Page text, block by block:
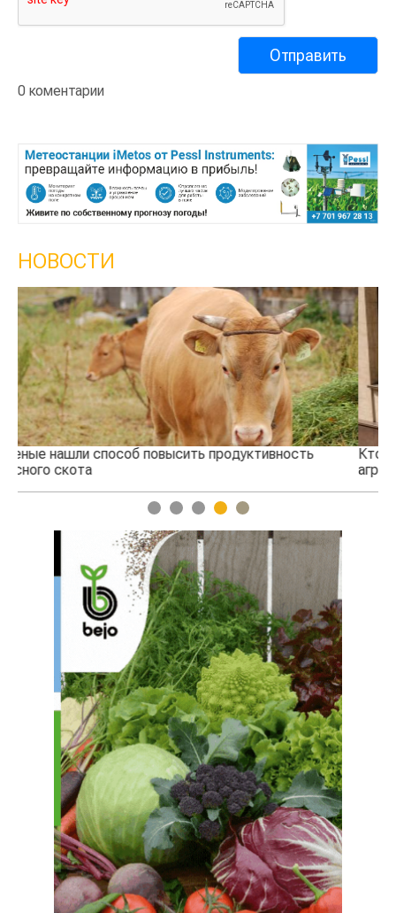
0 коментарии
НОВОСТИ
Кто успел, тот и съел: новые правила выдачи
агросубсидий
1 2 3 4 5